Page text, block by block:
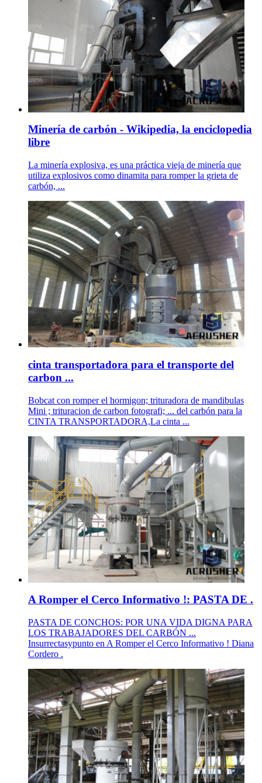
Minería de carbón - Wikipedia, la enciclopedia
libre
La minería explosiva, es una práctica vieja de minería que
utiliza explosivos como dinamita para romper la grieta de
carbón, ...
cinta transportadora para el transporte del
carbon ...
Bobcat con romper el hormigon; trituradora de mandibulas
Mini ; trituracion de carbon fotografi; ... del carbón para la
CINTA TRANSPORTADORA,La cinta ...
A Romper el Cerco Informativo !: PASTA DE .
PASTA DE CONCHOS: POR UNA VIDA DIGNA PARA
LOS TRABAJADORES DEL CARBÓN ...
Insurrectasypunto en A Romper el Cerco Informativo ! Diana
Cordero .